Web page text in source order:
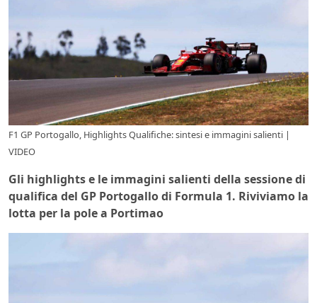
F1 GP Portogallo, Highlights Qualifiche: sintesi e immagini salienti |
VIDEO
Gli highlights e le immagini salienti della sessione di
qualifica del GP Portogallo di Formula 1. Riviviamo la
lotta per la pole a Portimao